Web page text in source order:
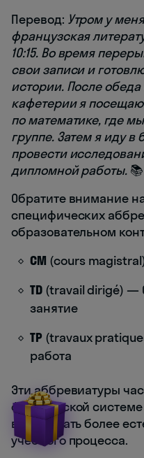
Перевод: Утром у
французская
10:15. Во время
свои записи и
истории. После
кафетерии я посещаю
по математике, где
группе. Затем я иду в
провести
дипломной работы.
Обратите внимание
специфических
образовательном
CM (cours
TD(travail dirigé) —
занятие
TP (travaux
работа
Эти аббревиатуры
французской
вам звучать более
учебного процесса.